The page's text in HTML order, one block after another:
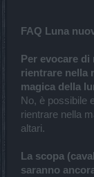
FAQ Luna
Per evocare
rientrare nella
magica della
No, è possibile
rientrare nella
altari.
La scopa
saranno